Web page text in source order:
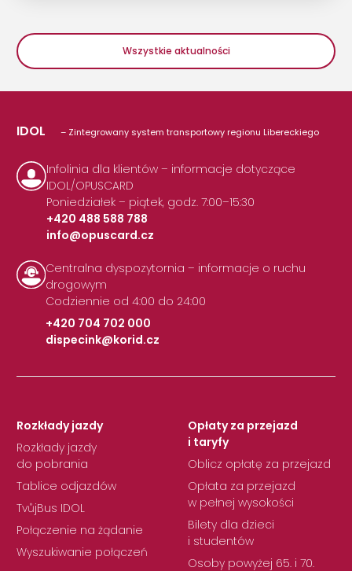
Wszystkie aktualności
IDOL – Zintegrowany system transportowy regionu Libereckiego
Infolinia dla klientów – informacje dotyczące
IDOL/OPUSCARD
Poniedziałek – piątek, godz. 7:00–15:30
+420 488 588 788
|
info@opuscard.cz
Centralna dyspozytornia – informacje o ruchu
drogowym
Codziennie od 4:00 do 24:00
+420 704 702 000
|
dispecink@korid.cz
Rozkłady jazdy
Rozkłady jazdy
do pobrania
Tablice odjazdów
TvůjBus IDOL
Połączenie na żądanie
Wyszukiwanie połączeń
Opłaty za przejazd
i taryfy
Oblicz opłatę za przejazd
Opłata za przejazd
w pełnej wysokości
Bilety dla dzieci
i studentów
Osoby powyżej 65. i 70.